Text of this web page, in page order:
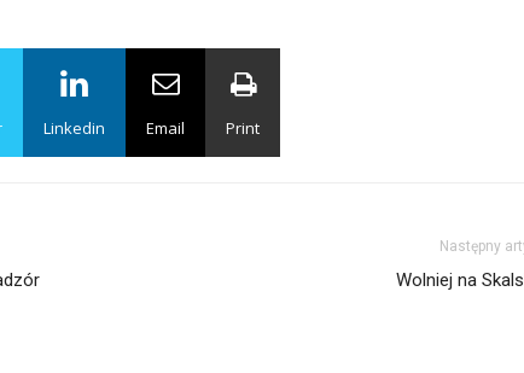
Linkedin Email Print
Następny
Wolniej na